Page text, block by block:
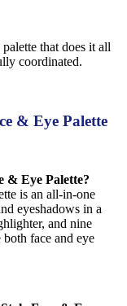
that does it all
coordinated.
& Eye Palette
& Eye Palette?
is an all-in-one
eyeshadows in a
and nine
face and eye